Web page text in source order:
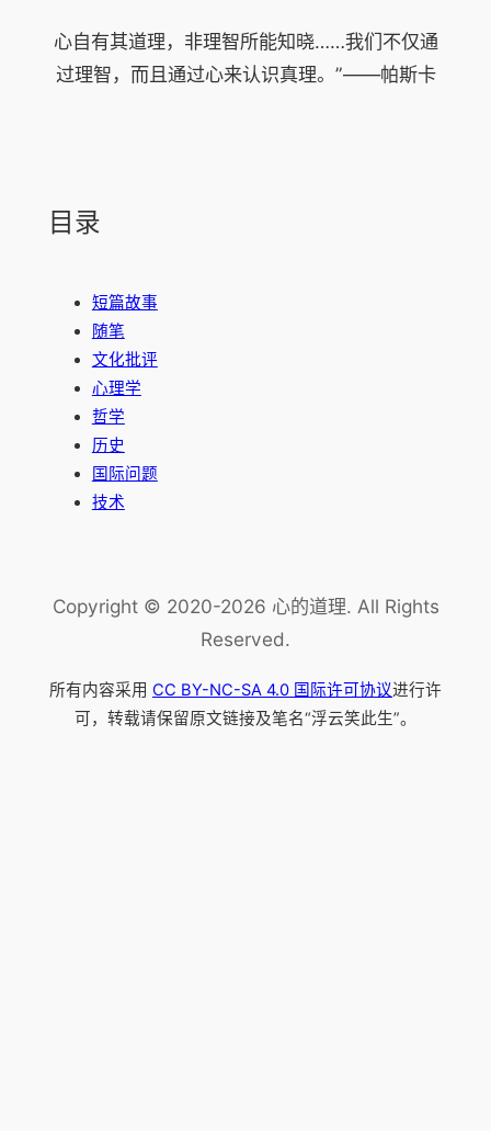
心自有其道理，非理智所能知晓……我们不仅通
过理智，而且通过心来认识真理。”——帕斯卡
目录
短篇故事
随笔
文化批评
心理学
哲学
历史
国际问题
技术
Copyright © 2020-2026 心的道理. All Rights
Reserved.
所有内容采用 CC BY-NC-SA 4.0 国际许可协议进行许
可，转载请保留原文链接及笔名“浮云笑此生”。